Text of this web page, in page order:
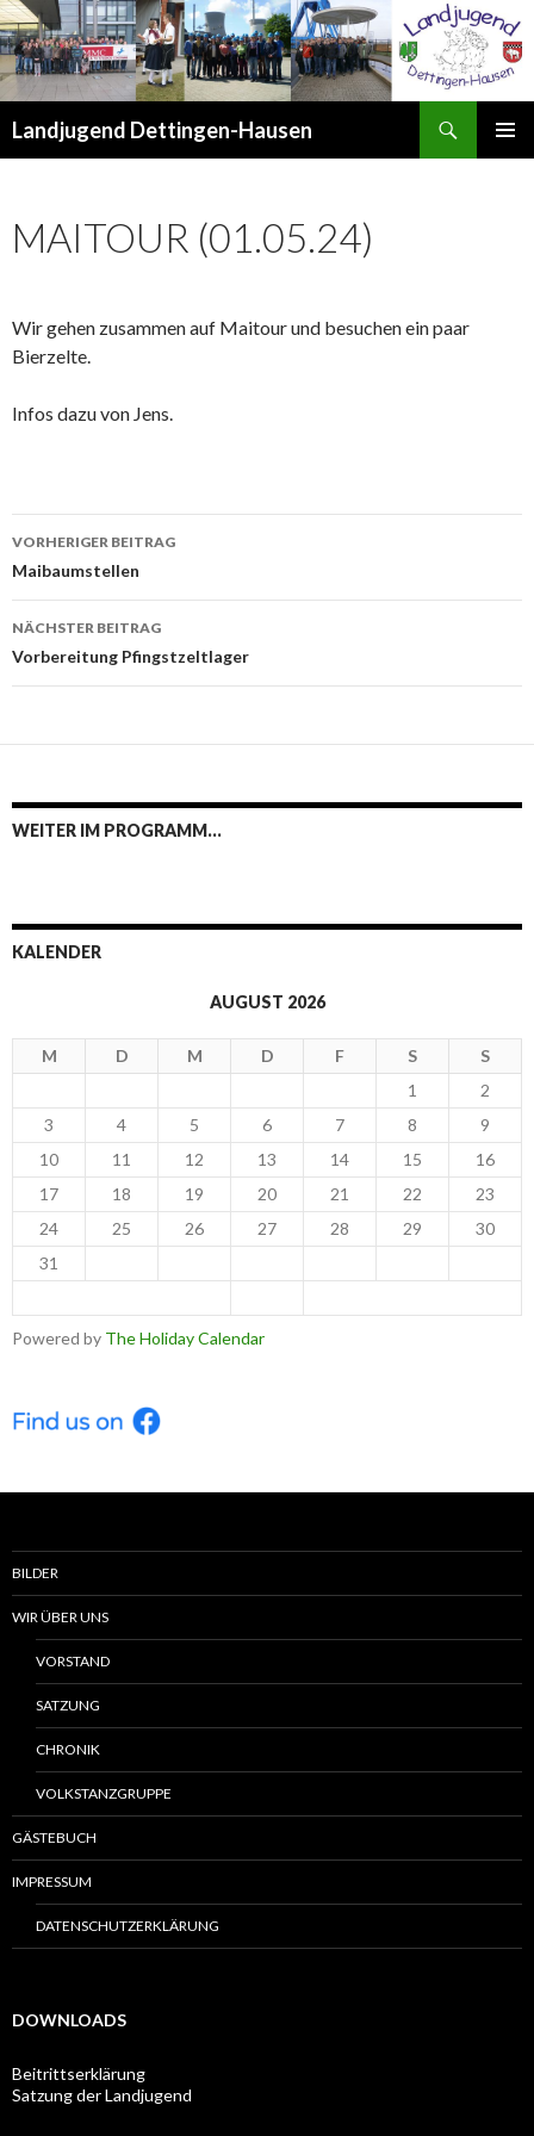
Landjugend Dettingen-Hausen
MAITOUR (01.05.24)
Wir gehen zusammen auf Maitour und besuchen ein paar
Bierzelte.
Infos dazu von Jens.
Beitrags-
Navigation
VORHERIGER BEITRAG
Maibaumstellen
NÄCHSTER BEITRAG
Vorbereitung Pfingstzeltlager
WEITER IM PROGRAMM…
KALENDER
AUGUST 2026
M D M D F S
S
1
2
3
4 5 6 7 8
9
10
11 12 13 14 15
16
17
18 19 20 21 22
23
24
25 26 27 28 29
30
31
Powered by The Holiday Calendar
BILDER
WIR ÜBER UNS
VORSTAND
SATZUNG
CHRONIK
VOLKSTANZGRUPPE
GÄSTEBUCH
IMPRESSUM
DATENSCHUTZERKLÄRUNG
DOWNLOADS
Beitrittserklärung
Satzung der Landjugend